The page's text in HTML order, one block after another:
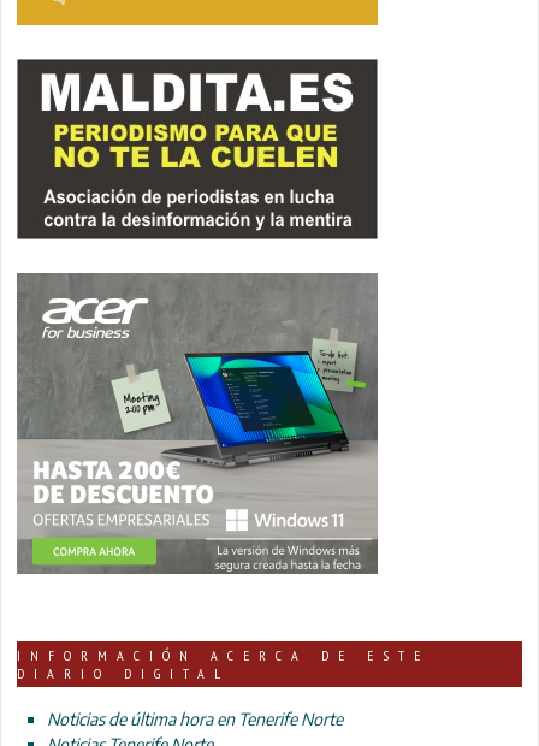
INFORMACIÓN ACERCA DE ESTE
DIARIO DIGITAL
Noticias de última hora en Tenerife Norte